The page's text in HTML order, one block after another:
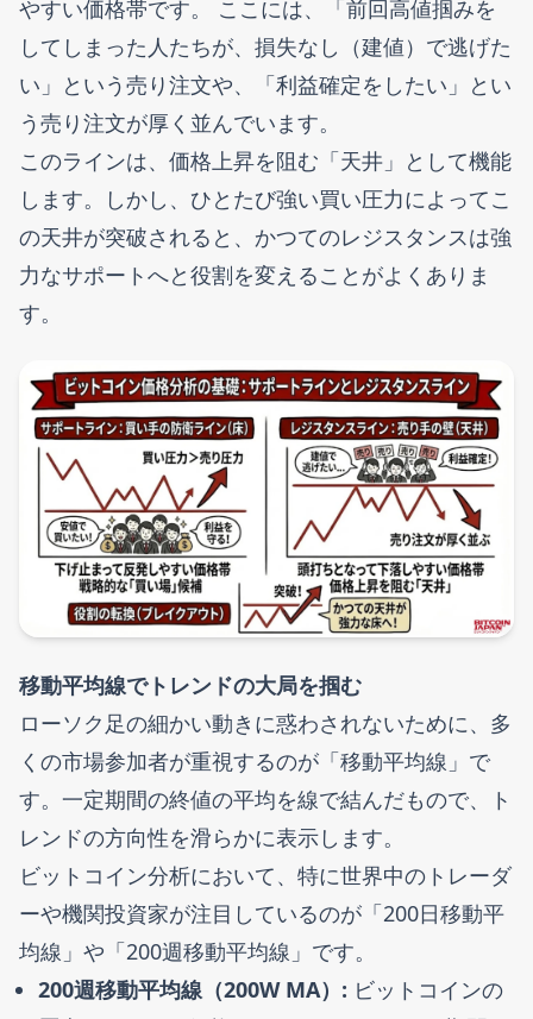
やすい価格帯です。 ここには、「前回高値掴みを
してしまった人たちが、損失なし（建値）で逃げた
い」という売り注文や、「利益確定をしたい」とい
う売り注文が厚く並んでいます。
このラインは、価格上昇を阻む「天井」として機能
します。しかし、ひとたび強い買い圧力によってこ
の天井が突破されると、かつてのレジスタンスは強
力なサポートへと役割を変えることがよくありま
す。
移動平均線でトレンドの大局を掴む
ローソク足の細かい動きに惑わされないために、多
くの市場参加者が重視するのが「移動平均線」で
す。一定期間の終値の平均を線で結んだもので、ト
レンドの方向性を滑らかに表示します。
ビットコイン分析において、特に世界中のトレーダ
ーや機関投資家が注目しているのが「200日移動平
均線」や「200週移動平均線」です。
200週移動平均線（200W MA）: ビットコインの